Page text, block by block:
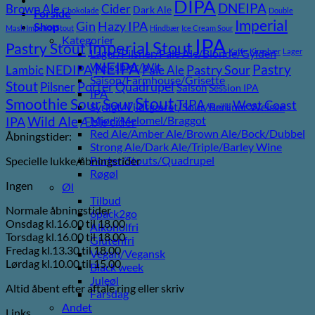
Forside
Shop
Kategorier
Lager/Pilsner/Pale Ale/Blonde/Gylden
Weissbier/Wit
Saison/Farmhouse/Grisette
IPA
Syrligt/Vildtgæret/Sour/Berliner Weisse
Mjød/Melomel/Braggot
Red Ale/Amber Ale/Brown Ale/Bock/Dubbel
Strong Ale/Dark Ale/Triple/Barley Wine
Porter/Stouts/Quadrupel
Røgøl
Øl
Tilbud
6pack2go
Alkoholfri
Glutenfri
Vegan/Vegansk
Black week
Juleøl
Farsdag
Andet
Brown Ale Chokolade Cider Dark Ale DIPA DNEIPA Double
Mash Imperial Stout Gin Hazy IPA Hindbær Ice Cream Sour Imperial
Pastry StoutImperial StoutIPA Kaffe Kirsebær Lager
Lambic NEDIPANEIPAPale Ale Pastry Sour Pastry
Stout Pilsner PorterQuadrupelSaisonSession IPA
Smoothie SourSourStoutTIPA Vanilje West Coast
IPAWild Ale Æble cider
Åbningstider:
Specielle lukke/åbningstider
Ingen
Normale åbningstider
Onsdag kl.16.00 til 18.00
Torsdag kl.16.00 til 18.00
Fredag kl.13.30 til 18.00
Lørdag kl.10.00 til 15.00
Altid åbent efter aftale ring eller skriv